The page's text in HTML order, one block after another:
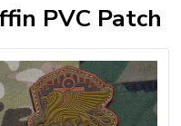
PVC Patch